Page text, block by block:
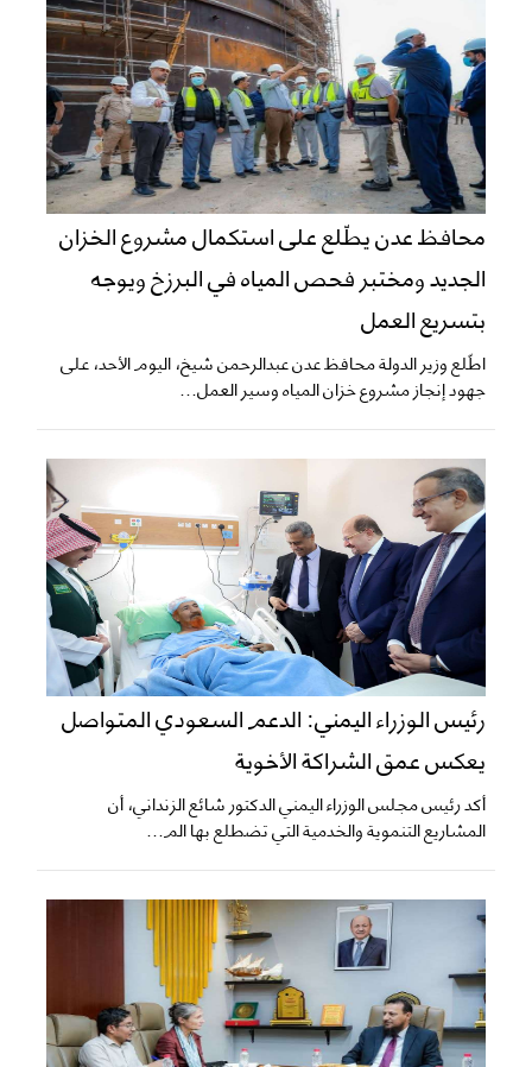
محافظ عدن يطّلع على استكمال مشروع الخزان
الجديد ومختبر فحص المياه في البرزخ ويوجه
بتسريع العمل
اطّلع وزير الدولة محافظ عدن عبدالرحمن شيخ، اليوم الأحد، على
جهود إنجاز مشروع خزان المياه وسير العمل...
رئيس الوزراء اليمني: الدعم السعودي المتواصل
يعكس عمق الشراكة الأخوية
أكد رئيس مجلس الوزراء اليمني الدكتور شائع الزنداني، أن
المشاريع التنموية والخدمية التي تضطلع بها الم...